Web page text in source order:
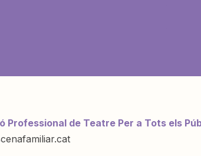
Professional de Teatre Per a Tots els